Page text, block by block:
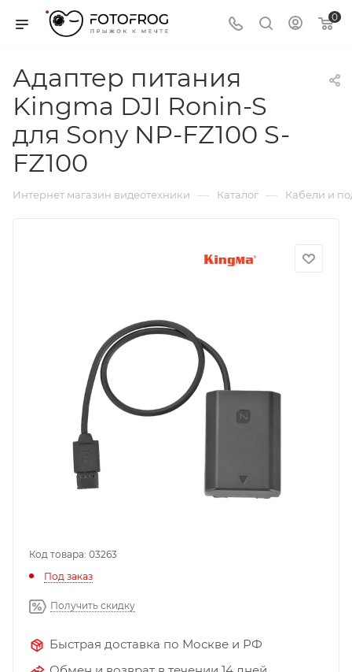
0
Адаптер питания
Kingma DJI Ronin-S
для Sony NP-FZ100 S-
FZ100
Интернет магазин видеотехники — Каталог — Кабели и
Код товара: 03263
Под заказ
Получить скидку
Быстрая доставка по Москве и РФ